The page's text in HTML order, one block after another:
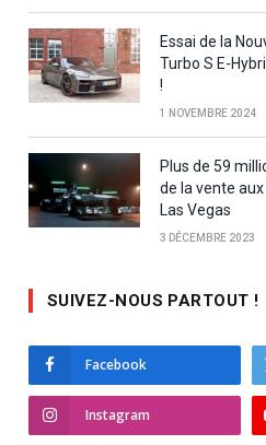
Essai de la
Turbo S E-
!
1 NOVEMBRE 2024
Plus de 59
de la vente
Las Vegas
3 DÉCEMBRE 2023
SUIVEZ-NOUS PARTOUT !
Facebook
Instagram